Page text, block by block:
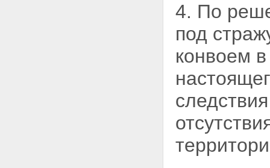
4. По
под
конвоем